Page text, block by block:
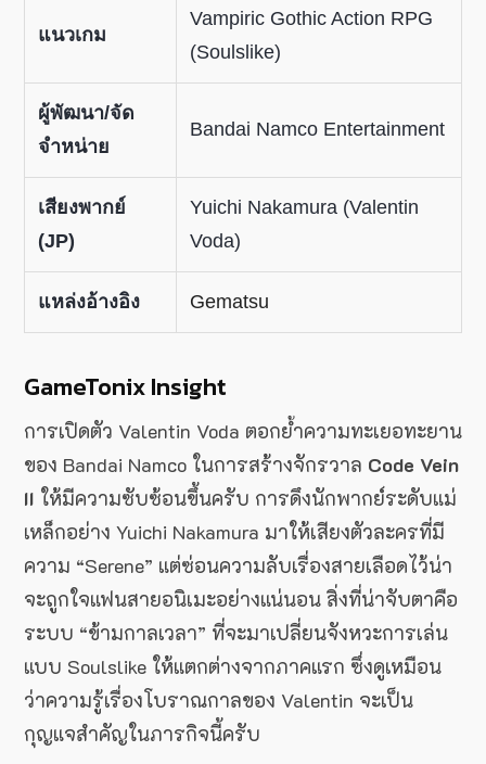
แนวเกม
Vampiric Gothic Action RPG
(Soulslike)
ผู้พัฒนา/จัด
จำหน่าย
Bandai Namco Entertainment
เสียงพากย์
(JP)
Yuichi Nakamura (Valentin
Voda)
แหล่งอ้างอิง Gematsu
GameTonix Insight
การเปิดตัว Valentin Voda ตอกย้ำความทะเยอทะยาน
ของ Bandai Namco ในการสร้างจักรวาล Code Vein
II ให้มีความซับซ้อนขึ้นครับ การดึงนักพากย์ระดับแม่
เหล็กอย่าง Yuichi Nakamura มาให้เสียงตัวละครที่มี
ความ “Serene” แต่ซ่อนความลับเรื่องสายเลือดไว้น่า
จะถูกใจแฟนสายอนิเมะอย่างแน่นอน สิ่งที่น่าจับตาคือ
ระบบ “ข้ามกาลเวลา” ที่จะมาเปลี่ยนจังหวะการเล่น
แบบ Soulslike ให้แตกต่างจากภาคแรก ซึ่งดูเหมือน
ว่าความรู้เรื่องโบราณกาลของ Valentin จะเป็น
กุญแจสำคัญในภารกิจนี้ครับ